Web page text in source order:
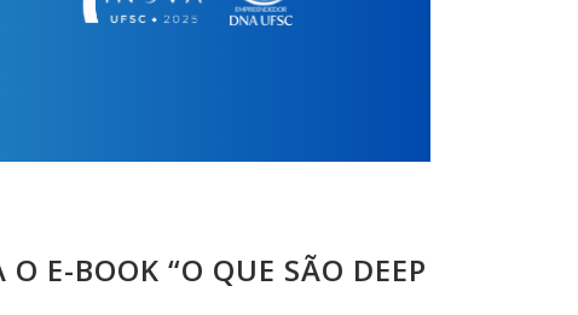
E-BOOK “O QUE SÃO DEEP